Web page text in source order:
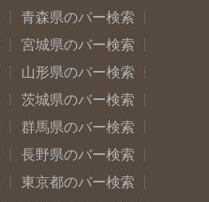
青森県のバー検索
宮城県のバー検索
山形県のバー検索
茨城県のバー検索
群馬県のバー検索
長野県のバー検索
東京都のバー検索